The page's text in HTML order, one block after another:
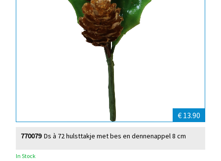
€ 13.90
Ds à 72 hulsttakje met bes en dennenappel 8 cm
770079
In Stock